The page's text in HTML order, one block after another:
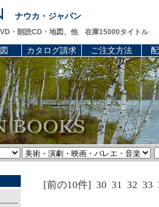
ナウカ・ジャパン
・朗読CD・地図、他 在庫15000タイトル
カタログ請求 ご注文方法
[前の10件] 30 31 32 33